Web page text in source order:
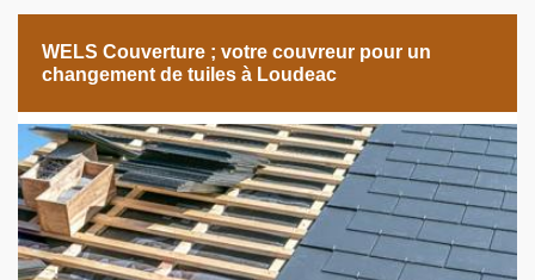
WELS Couverture ; votre couvreur pour un
changement de tuiles à Loudeac